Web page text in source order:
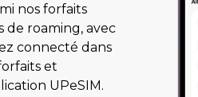
nos forfaits
de roaming, avec
connecté dans
et
UPeSIM.